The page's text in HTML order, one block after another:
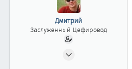
Дмитрий
Заслуженный Цефировод